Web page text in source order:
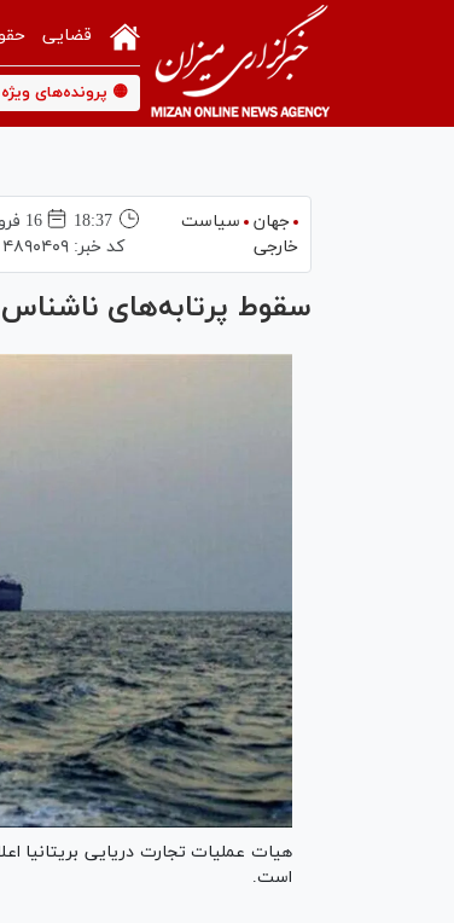
قضایی
🟡 پرونده‌های
جهان
سیاست
خارجی
18:37
16 فروردين 1405
کد خبر:۴۸۹۰۴۰۹
سقوط پرتابه‌های
هیات عملیات تجارت دریایی بریتانیا
است.